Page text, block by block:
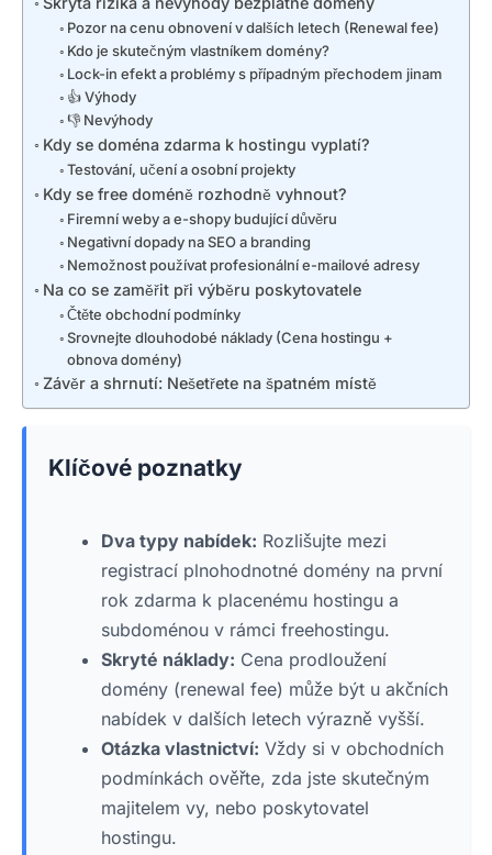
Pozor na cenu obnovení v dalších letech (Renewal fee)
Kdo je skutečným vlastníkem domény?
Lock-in efekt a problémy s případným přechodem jinam
👍 Výhody
👎 Nevýhody
Kdy se doména zdarma k hostingu vyplatí?
Testování, učení a osobní projekty
Kdy se free doméně rozhodně vyhnout?
Firemní weby a e-shopy budující důvěru
Negativní dopady na SEO a branding
Nemožnost používat profesionální e-mailové adresy
Na co se zaměřit při výběru poskytovatele
Čtěte obchodní podmínky
Srovnejte dlouhodobé náklady (Cena hostingu +
obnova domény)
Závěr a shrnutí: Nešetřete na špatném místě
Klíčové poznatky
Dva typy nabídek: Rozlišujte mezi
registrací plnohodnotné domény na první
rok zdarma k placenému hostingu a
subdoménou v rámci freehostingu.
Skryté náklady: Cena prodloužení
domény (renewal fee) může být u akčních
nabídek v dalších letech výrazně vyšší.
Otázka vlastnictví: Vždy si v obchodních
podmínkách ověřte, zda jste skutečným
majitelem vy, nebo poskytovatel
hostingu.